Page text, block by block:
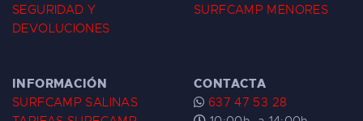
SEGURIDAD Y
DEVOLUCIONES
SURFCAMP MENORES
INFORMACIÓN
SURFCAMP SALINAS
CONTACTA
637 47 53 28